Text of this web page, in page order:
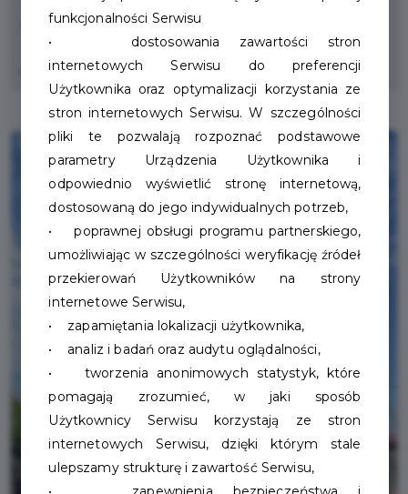
29 1240 3679 1111 0000 4354 5818
lub też na miejscu w siedzibie schroniska.
funkcjonalności Serwisu
• dostosowania zawartości stron
internetowych Serwisu do preferencji
Użytkownika oraz optymalizacji korzystania ze
stron internetowych Serwisu. W szczególności
pliki te pozwalają rozpoznać podstawowe
parametry Urządzenia Użytkownika i
odpowiednio wyświetlić stronę internetową,
dostosowaną do jego indywidualnych potrzeb,
• poprawnej obsługi programu partnerskiego,
umożliwiając w szczególności weryfikację źródeł
przekierowań Użytkowników na strony
internetowe Serwisu,
• zapamiętania lokalizacji użytkownika,
• analiz i badań oraz audytu oglądalności,
• tworzenia anonimowych statystyk, które
pomagają zrozumieć, w jaki sposób
Użytkownicy Serwisu korzystają ze stron
internetowych Serwisu, dzięki którym stale
ulepszamy strukturę i zawartość Serwisu,